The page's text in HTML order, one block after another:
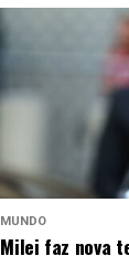
MUNDO
Milei faz nova